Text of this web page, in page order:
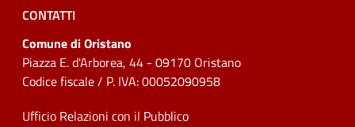
CONTATTI
Comune di Oristano
Piazza E. d'Arborea, 44 - 09170 Oristano
Codice fiscale / P. IVA: 00052090958
Ufficio Relazioni con il Pubblico